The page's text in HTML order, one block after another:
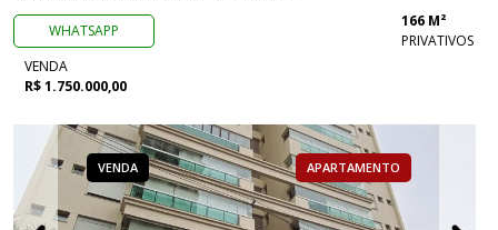
WHATSAPP
166 M²
PRIVATIVOS
VENDA
R$ 1.750.000,00
VENDA APARTAMENTO